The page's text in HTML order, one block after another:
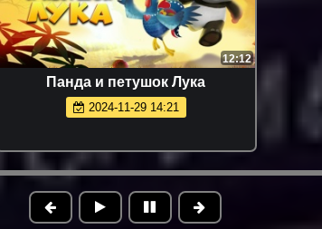
12:12
Панда и петушок Лука
2024-11-29 14:21